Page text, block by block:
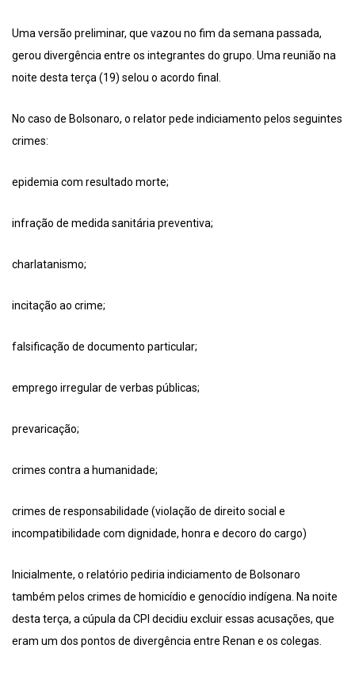
Uma versão preliminar, que vazou no fim da semana passada,
gerou divergência entre os integrantes do grupo. Uma reunião na
noite desta terça (19) selou o acordo final.
No caso de Bolsonaro, o relator pede indiciamento pelos seguintes
crimes:
epidemia com resultado morte;
infração de medida sanitária preventiva;
charlatanismo;
incitação ao crime;
falsificação de documento particular;
emprego irregular de verbas públicas;
prevaricação;
crimes contra a humanidade;
crimes de responsabilidade (violação de direito social e
incompatibilidade com dignidade, honra e decoro do cargo)
Inicialmente, o relatório pediria indiciamento de Bolsonaro
também pelos crimes de homicídio e genocídio indígena. Na noite
desta terça, a cúpula da CPI decidiu excluir essas acusações, que
eram um dos pontos de divergência entre Renan e os colegas.